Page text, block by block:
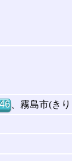
、霧島市(き